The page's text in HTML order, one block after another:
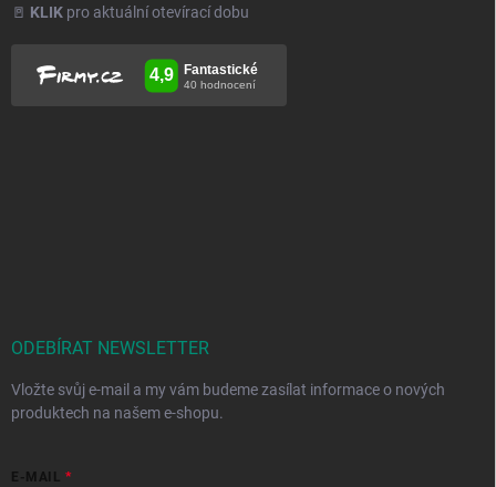
🚪 KLIK pro aktuální otevírací dobu
ODEBÍRAT NEWSLETTER
Vložte svůj e-mail a my vám budeme zasílat informace o nových
produktech na našem e-shopu.
E-MAIL